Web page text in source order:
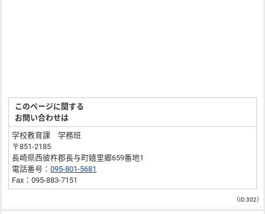
このページに関する
お問い合わせは
学校教育課 学務班
〒851-2185
長崎県西彼杵郡長与町嬉里郷659番地1
電話番号：095-801-5681
Fax：095-883-7151
（ID:302）